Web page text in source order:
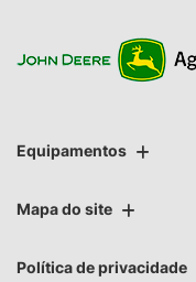
Equipamentos
Mapa do site
Política de privacidade